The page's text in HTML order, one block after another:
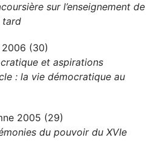
sur l’enseignement de
tard
2006 (30)
et aspirations
: la vie démocratique au
2005 (29)
du pouvoir du XVIe